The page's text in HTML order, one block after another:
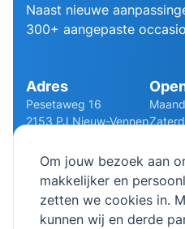
Om jouw bezoek aan
makkelijker en
zetten we cookies in.
kunnen wij en derde
Naast nieuwe
300+ aangepaste
Adres
Pesetaweg 16
2153 PJ Nieuw-Vennep
0252 - 210611 06